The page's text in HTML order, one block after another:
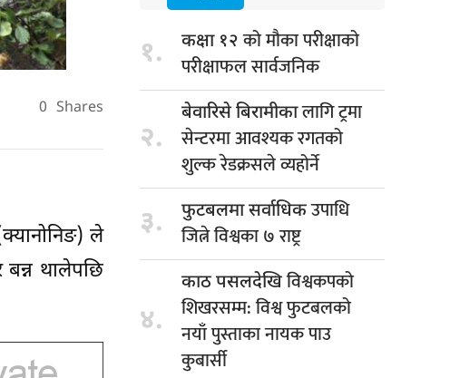
0 Shares
ले
बन्न थालेपछि
१. कक्षा १२को मौका परीक्षाको
परीक्षाफल सार्वजनिक
२.
बेवारिसे बिरामीकालागि ट्रमा
सेन्टरमा आवश्यक रगतको
शुल्क रेडक्रसले व्यहोर्ने
३. फुटबलमा सर्वाधिकउपाधि
जित्ने विश्वका ७ राष्ट्र
४.
काठ पसलदेखिविश्वकपको
शिखरसम्म: विश्व फुटबलको
नयाँ पुस्ताका नायक पाउ
कुबार्सी